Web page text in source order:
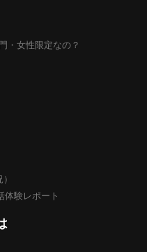
・女性限定なの？
体験レポート